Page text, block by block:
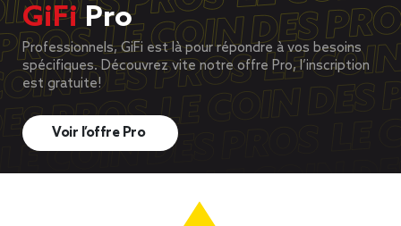
GiFiPro
Professionnels, GiFi est là pour répondre à vos besoins
spécifiques. Découvrez vite notre offre Pro, l’inscription
est gratuite!
Voir l’offre Pro